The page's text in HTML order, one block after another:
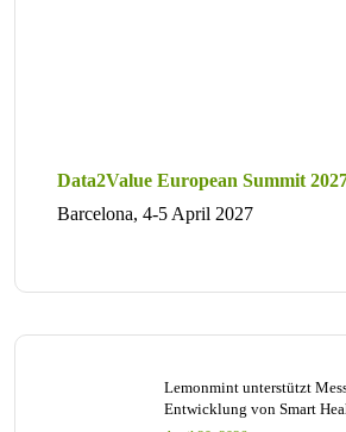
Data2Value European Summit
Barcelona, 4-5 April 2027
Lemonmint unterstützt
Entwicklung von Smart